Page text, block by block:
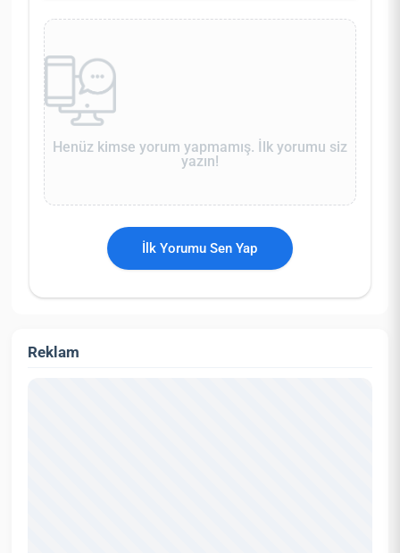
Henüz kimse yorum yapmamış. İlk yorumu siz
yazın!
İlk Yorumu Sen Yap
Reklam